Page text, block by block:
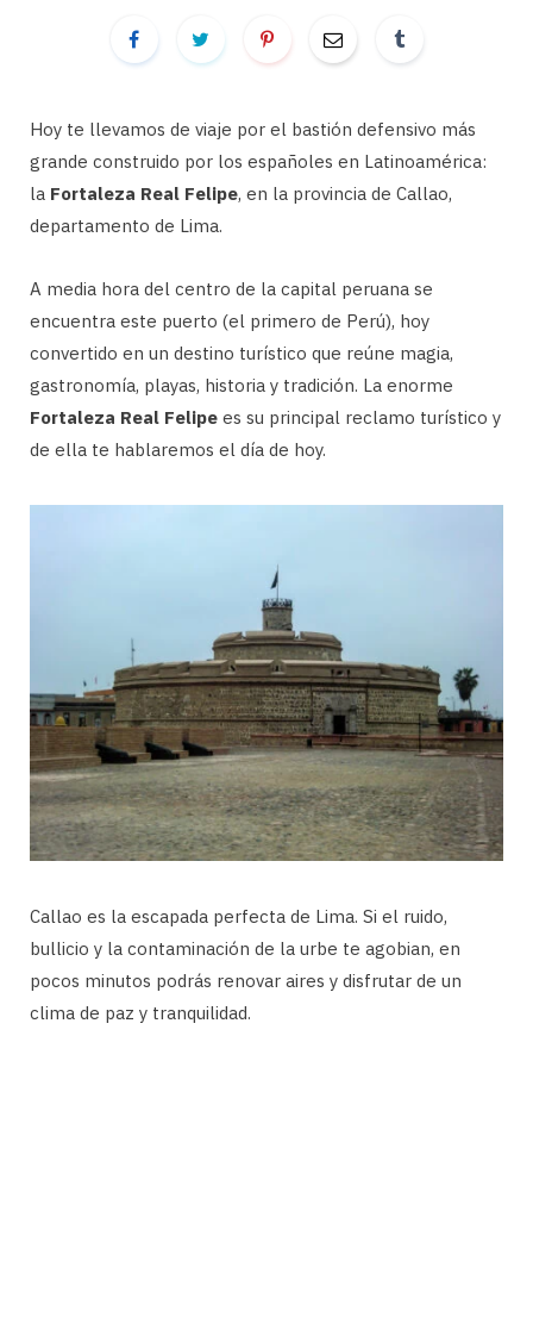
Hoy te llevamos de viaje por el bastión defensivo más
grande construido por los españoles en Latinoamérica:
la Fortaleza Real Felipe, en la provincia de Callao,
departamento de Lima.
A media hora del centro de la capital peruana se
encuentra este puerto (el primero de Perú), hoy
convertido en un destino turístico que reúne magia,
gastronomía, playas, historia y tradición. La enorme
Fortaleza Real Felipe es su principal reclamo turístico y
de ella te hablaremos el día de hoy.
Callao es la escapada perfecta de Lima. Si el ruido,
bullicio y la contaminación de la urbe te agobian, en
pocos minutos podrás renovar aires y disfrutar de un
clima de paz y tranquilidad.